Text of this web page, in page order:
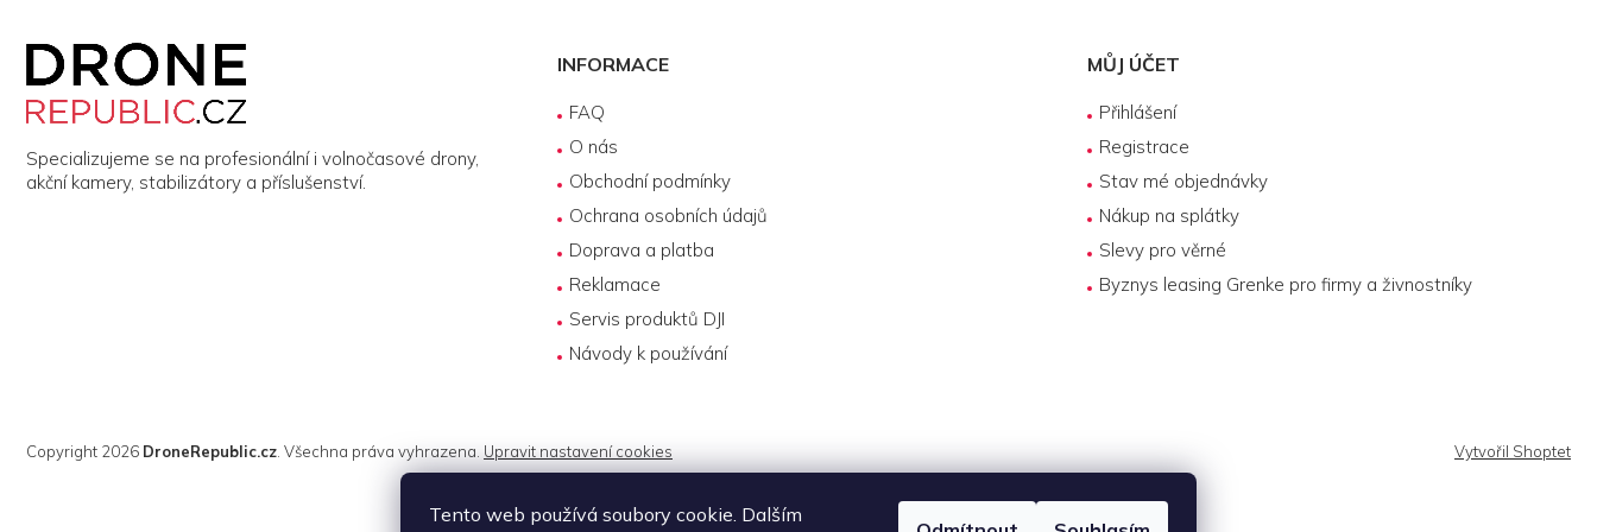
Tento web používá soubory cookie. Dalším
Specializujeme se na profesionální i volnočasové drony,
akční kamery, stabilizátory a příslušenství.
INFORMACE
FAQ
O nás
Obchodní podmínky
Ochrana osobních údajů
Doprava a platba
Reklamace
Servis produktů DJI
Návody k používání
MŮJ ÚČET
Přihlášení
Registrace
Stav mé objednávky
Nákup na splátky
Slevy pro věrné
Byznys leasing Grenke pro firmy a živnostníky
Vytvořil Shoptet
Copyright 2026 DroneRepublic.cz. Všechna práva vyhrazena. Upravit nastavení cookies